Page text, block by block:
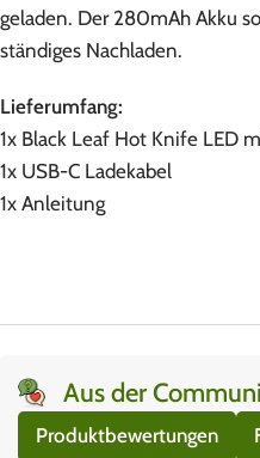
geladen. Der 280mAh Akku
ständiges Nachladen.
Lieferumfang:
1x Black Leaf Hot Knife LED
1x USB-C Ladekabel
1x Anleitung
Aus der
Produktbewertungen